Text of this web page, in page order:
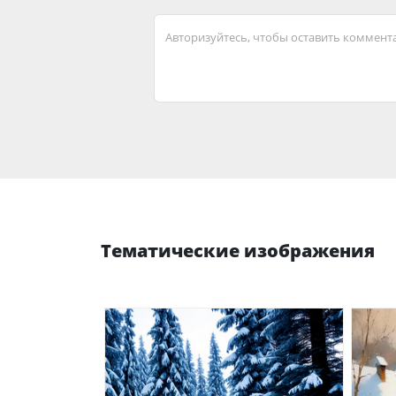
Авторизуйтесь, чтобы оставить
Тематические изображения